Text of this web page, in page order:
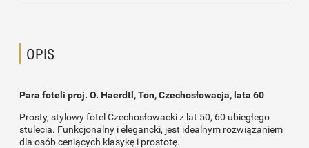
OPIS
Para foteli proj. O. Haerdtl, Ton, Czechosłowacja, lata 60
Prosty, stylowy fotel Czechosłowacki z lat 50, 60 ubiegłego
stulecia. Funkcjonalny i elegancki, jest idealnym rozwiązaniem
dla osób ceniących klasykę i prostotę.